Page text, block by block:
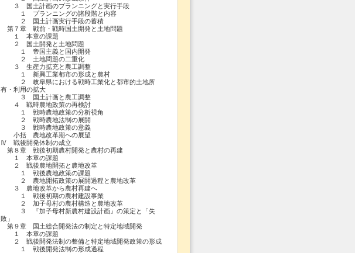
３ 国土計画のプランニングと実行手段
１ プランニングの諸段階と内容
２ 国土計画実行手段の蓄積
第７章 戦前・戦時国土開発と土地問題
１ 本章の課題
２ 国土開発と土地問題
１ 帝国主義と国内開発
２ 土地問題の二重化
３ 生産力拡充と農工調整
１ 新興工業都市の形成と農村
２ 岐阜県における戦時工業化と都市的土地所
有・利用の拡大
３ 国土計画と農工調整
４ 戦時農地政策の再検討
１ 戦時農地政策の分析視角
２ 戦時農地法制の展開
３ 戦時農地政策の意義
小括 農地改革期への展望
Ⅳ 戦後開発体制の成立
第８章 戦後初期農村開発と農村の再建
１ 本章の課題
２ 戦後農地開拓と農地改革
１ 戦後農地政策の課題
２ 農地開拓政策の展開過程と農地改革
３ 農地改革から農村再建へ
１ 戦後初期の農村建設事業
２ 加子母村の農村構造と農地改革
３ 『加子母村新農村建設計画』の策定と「失
敗」
第９章 国土総合開発法の制定と特定地域開発
１ 本章の課題
２ 戦後開発法制の整備と特定地域開発政策の形成
１ 戦後開発法制の形成過程